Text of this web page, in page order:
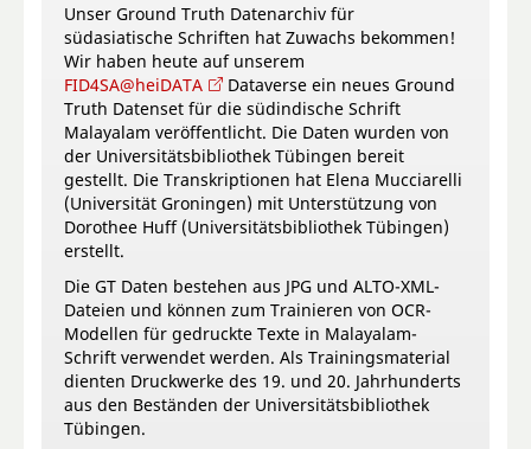
Unser Ground Truth Datenarchiv für
südasiatische Schriften hat Zuwachs bekommen!
Wir haben heute auf unserem
FID4SA@heiDATA
Dataverse ein neues Ground
Truth Datenset für die südindische Schrift
Malayalam veröffentlicht. Die Daten wurden von
der Universitätsbibliothek Tübingen bereit
gestellt. Die Transkriptionen hat Elena Mucciarelli
(Universität Groningen) mit Unterstützung von
Dorothee Huff (Universitätsbibliothek Tübingen)
erstellt.
Die GT Daten bestehen aus JPG und ALTO-XML-
Dateien und können zum Trainieren von OCR-
Modellen für gedruckte Texte in Malayalam-
Schrift verwendet werden. Als Trainingsmaterial
dienten Druckwerke des 19. und 20. Jahrhunderts
aus den Beständen der Universitätsbibliothek
Tübingen.